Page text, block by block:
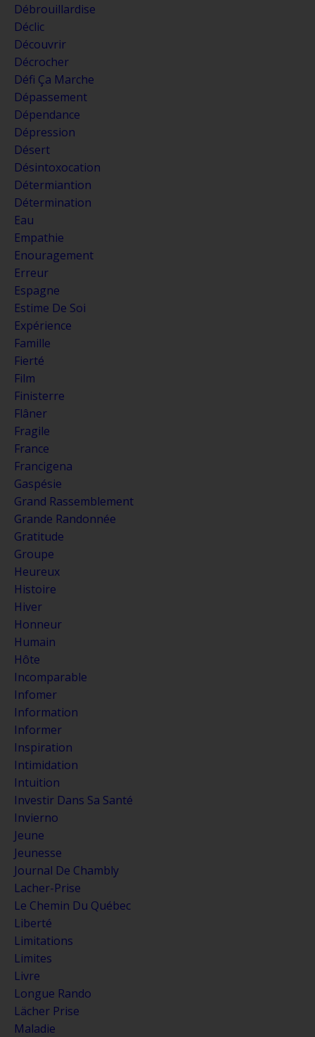
Débrouillardise
Déclic
Découvrir
Décrocher
Défi Ça Marche
Dépassement
Dépendance
Dépression
Désert
Désintoxocation
Détermiantion
Détermination
Eau
Empathie
Enouragement
Erreur
Espagne
Estime De Soi
Expérience
Famille
Fierté
Film
Finisterre
Flâner
Fragile
France
Francigena
Gaspésie
Grand Rassemblement
Grande Randonnée
Gratitude
Groupe
Heureux
Histoire
Hiver
Honneur
Humain
Hôte
Incomparable
Infomer
Information
Informer
Inspiration
Intimidation
Intuition
Investir Dans Sa Santé
Invierno
Jeune
Jeunesse
Journal De Chambly
Lacher-Prise
Le Chemin Du Québec
Liberté
Limitations
Limites
Livre
Longue Rando
Lächer Prise
Maladie